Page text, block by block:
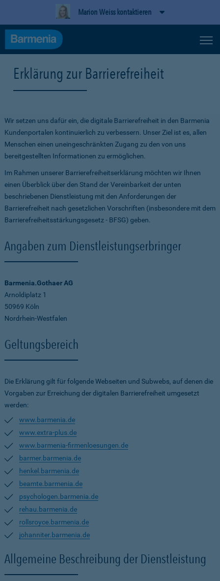
Marion Weiss kontaktieren
Erklärung zur Barrierefreiheit
Wir setzen uns dafür ein, die digitale Barrierefreiheit in den Barmenia
Kundenportalen kontinuierlich zu verbessern. Unser Ziel ist es, allen
Menschen einen uneingeschränkten Zugang zu den von uns
bereitgestellten Informationen zu ermöglichen.
Im Rahmen unserer Barrierefreiheitserklärung möchten wir Ihnen
einen Überblick über den Stand der Vereinbarkeit der unten
beschriebenen Dienstleistung mit den Anforderungen der
Barrierefreiheit nach gesetzlichen Vorschriften (insbesondere mit dem
Barrierefreiheitsstärkungsgesetz - BFSG) geben.
Angaben zum Dienstleistungserbringer
Barmenia.Gothaer AG
Arnoldiplatz 1
50969 Köln
Nordrhein-Westfalen
Geltungsbereich
Die Erklärung gilt für folgende Webseiten und Subwebs, auf denen die
Vorgaben zur Erreichung der digitalen Barrierefreiheit umgesetzt
werden:
www.barmenia.de
www.extra-plus.de
www.barmenia-firmenloesungen.de
barmer.barmenia.de
henkel.barmenia.de
beamte.barmenia.de
psychologen.barmenia.de
rehau.barmenia.de
rollsroyce.barmenia.de
johanniter.barmenia.de
Allgemeine Beschreibung der Dienstleistung